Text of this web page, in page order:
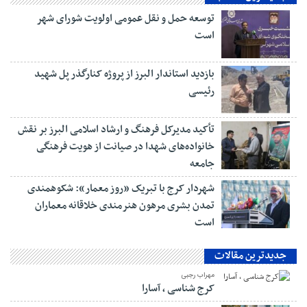
توسعه حمل و نقل عمومی اولویت شورای شهر
است
بازدید استاندار البرز از پروژه کنارگذر پل شهید
رئیسی
تأکید مدیرکل فرهنگ و ارشاد اسلامی البرز بر نقش
خانواده‌های شهدا در صیانت از هویت فرهنگی
جامعه
شهردار کرج با تبریک «روز معمار»: شکوهمندی
تمدن بشری مرهون هنرمندی خلاقانه معماران
است
جدیدترین مقالات
مهراب رجبی
کرج شناسی ، آسارا